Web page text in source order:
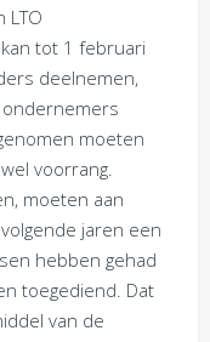
LTO
tot 1 februari
deelnemen,
moeten
voorrang.
moeten aan
jaren een
hebben gehad
toegediend. Dat
van de